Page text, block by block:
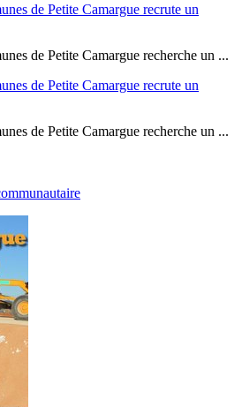
de Petite Camargue recrute un
de Petite Camargue recherche un ...
de Petite Camargue recrute un
de Petite Camargue recherche un ...